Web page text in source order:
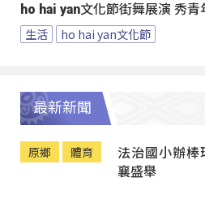
ho hai yan文化節街舞展演 秀青
生活 ho hai yan文化節
最新新聞
原鄉 體育
法治國小辦
襄盛舉